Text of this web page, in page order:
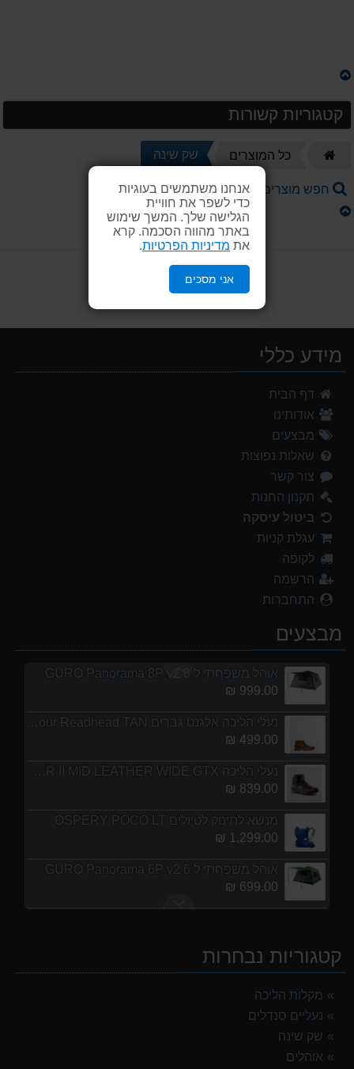
אנחנו משתמשים בעוגיות
כדי לשפר את חוויית
הגלישה שלך. המשך שימוש
באתר מהווה הסכמה. קרא
את מדיניות הפרטיות
אני מסכים
קטגוריות קשורות
כל המוצרים שק שינה
חפש מוצרים קשורים
מידע כללי
דף הבית
אודותינו
מבצעים
שאלות נפוצות
צור קשר
תקנון החנות
ביטול עיסקה
עגלת קניות
לקופה
הרשמה
התחברות
מבצעים
999.00 ₪
839.00 ₪
מנשא לתינוק לטיולים OSPERY POCO LT
1,299.00 ₪
אוהל משפחתי ל 6 GURO Panorama 6P v2
449.00 ₪
אוהל משפחתי ל 8 GURO Panorama 8P v2
999.00 ₪
נעלי הליכה אלגנט גברים Barbour Readhead TAN
499.00 ₪
נעלי הליכה ULTRA RAPTOR II MID LEATHER WIDE GTX
839.00 ₪
מנשא לתינוק לטיולים OSPERY POCO LT
1,299.00 ₪
אוהל משפחתי ל 6 GURO Panorama 6P v2
699.00 ₪
אוהל משפחתי ל 8 GURO Panorama 8P v2
קטגוריות נבחרות
מקלות הליכה
נעליים סנדלים
שק שינה
אוהלים